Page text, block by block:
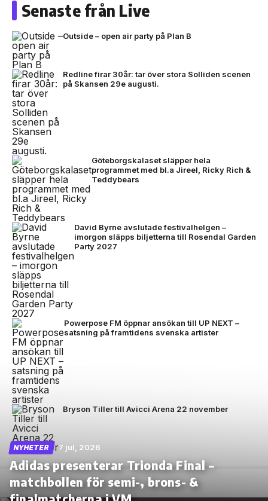
Senaste från Live
Outside – open air party på Plan B
Redline firar 30år: tar över stora Solliden scenen
på Skansen 29e augusti.
Göteborgskalaset släpper hela
programmet med bl.a Jireel, Ricky Rich &
Teddybears
David Byrne avslutade festivalhelgen –
imorgon släpps biljetterna till Rosendal Garden
Party 2027
Powerpose FM öppnar ansökan till UP NEXT –
satsning på framtidens svenska artister
Bryson Tiller till Avicci Arena 22 november
NYHETER 7 jul, 2026
Adidas presenterar Trionda Final –
matchbollen för semi-, brons- &